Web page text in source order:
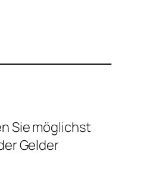
Sie möglichst
Gelder